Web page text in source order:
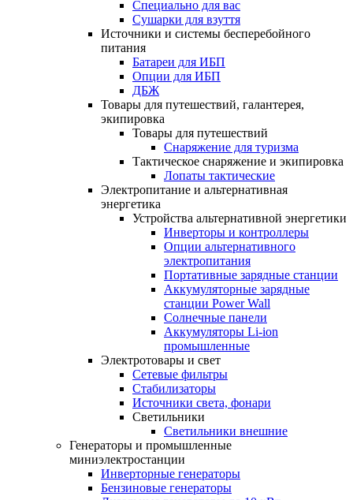
Специально для вас
Сушарки для взуття
Источники и системы бесперебойного
питания
Батареи для ИБП
Опции для ИБП
ДБЖ
Товары для путешествий, галантерея,
экипировка
Товары для путешествий
Снаряжение для туризма
Тактическое снаряжение и экипировка
Лопаты тактические
Электропитание и альтернативная
энергетика
Устройства альтернативной энергетики
Инверторы и контроллеры
Опции альтернативного
электропитания
Портативные зарядные станции
Аккумуляторные зарядные
станции Power Wall
Солнечные панели
Аккумуляторы Li-ion
промышленные
Электротовары и свет
Сетевые фильтры
Стабилизаторы
Источники света, фонари
Светильники
Светильники внешние
Генераторы и промышленные
миниэлектростанции
Инверторные генераторы
Бензиновые генераторы